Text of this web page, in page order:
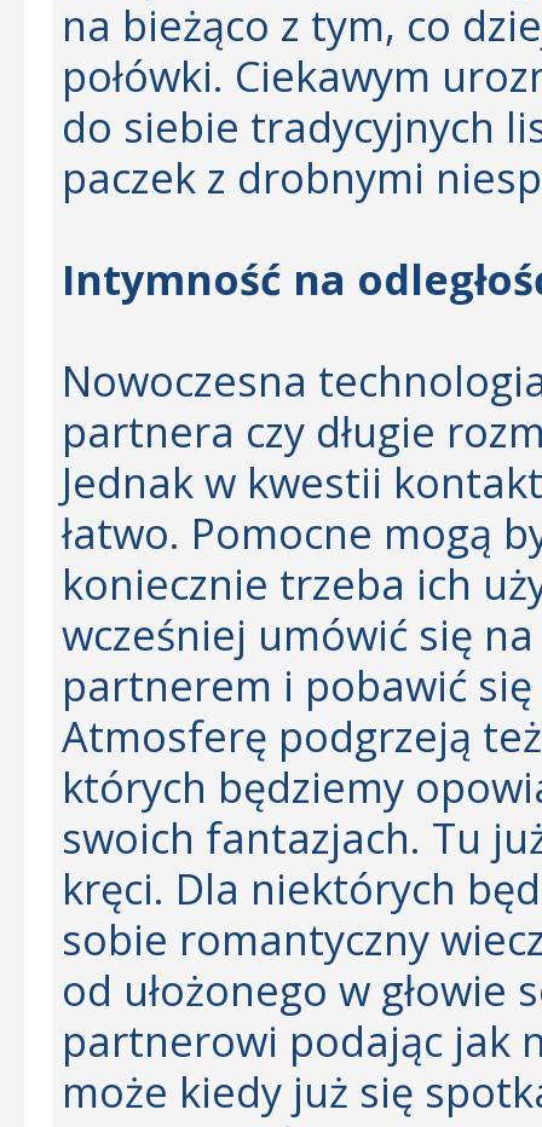
na bieżąco z tym, co
połówki. Ciekawym
do siebie tradycyjnych
paczek z drobnymi
Intymność na
Nowoczesna
partnera czy długie
Jednak w kwestii
łatwo. Pomocne mogą
koniecznie trzeba ich
wcześniej umówić się
partnerem i pobawić
Atmosferę podgrzeją
których będziemy
swoich fantazjach. Tu
kręci. Dla niektórych
sobie romantyczny
od ułożonego w
partnerowi podając jak
może kiedy już się